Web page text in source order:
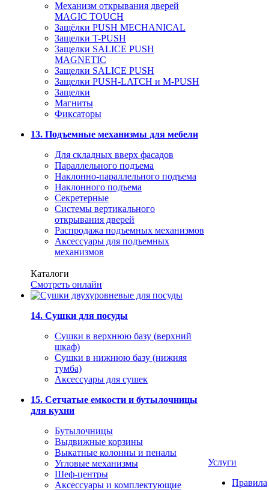
Механизм открывания дверей
MAGIC TOUCH
Защёлки PUSH MECHANICAL
Защелки T-PUSH
Защелки SALICE PUSH
MAGNETIC
Защелки SALICE PUSH
Защелки PUSH-LATCH и M-PUSH
Защелки
Магниты
Фиксаторы
13. Подъемные механизмы для мебели
Для складных вверх фасадов
Параллельного подъема
Наклонно-параллельного подъема
Наклонного подъема
Секретерные
Системы вертикального
открывания дверей
Распродажа подъемных механизмов
Аксессуары для подъемных
механизмов
Каталоги
Смотреть онлайн
14. Сушки для посуды
Сушки в верхнюю базу (верхний
шкаф)
Сушки в нижнюю базу (нижняя
тумба)
Аксессуары для сушек
15. Сетчатые емкости и бутылочницы
для кухни
Бутылочницы
Выдвижные корзины
Выкатные колонны и пеналы
Угловые механизмы
Шеф-центры
Аксессуары и комплектующие
Услуги
Правила